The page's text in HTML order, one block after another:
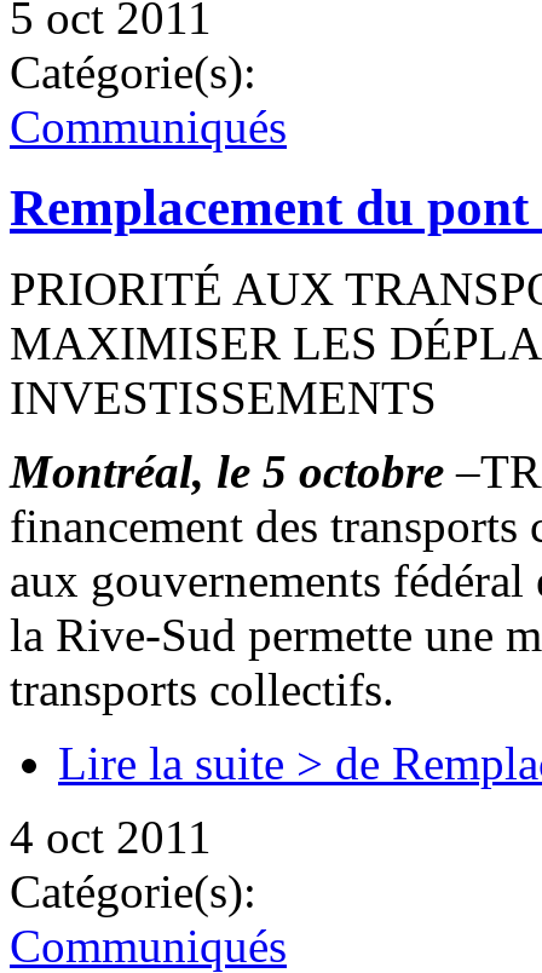
5 oct 2011
Catégorie(s):
Communiqués
Remplacement du
PRIORITÉ AUX
MAXIMISER LES
INVESTISSEMENTS
Montréal, le 5 octobre
financement des transports
aux gouvernements
la Rive-Sud permette une
transports collectifs.
Lire la suite > de
4 oct 2011
Catégorie(s):
Communiqués